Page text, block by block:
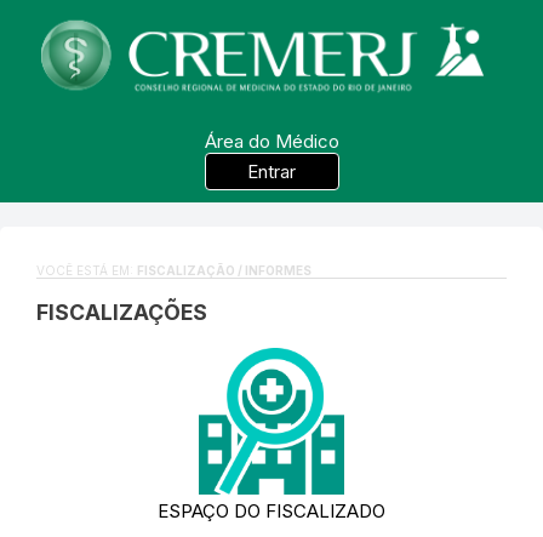
Área do Médico
Entrar
VOCÊ ESTÁ EM: FISCALIZAÇÃO / INFORMES
FISCALIZAÇÕES
ESPAÇO DO FISCALIZADO